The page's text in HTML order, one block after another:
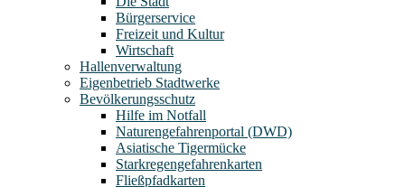
Bürgerservice
Freizeit und Kultur
Wirtschaft
Hallenverwaltung
Eigenbetrieb Stadtwerke
Bevölkerungsschutz
Hilfe im Notfall
Naturengefahrenportal (DWD)
Asiatische Tigermücke
Starkregengefahrenkarten
Fließpfadkarten